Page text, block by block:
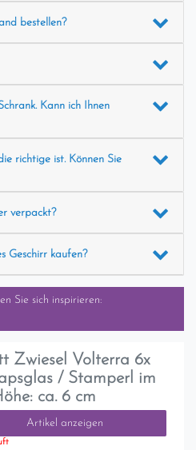
bestellen?
Kann ich Ihnen
richtige ist. Können Sie
verpackt?
Geschirr kaufen?
Sie sich inspirieren:
Zwiesel Volterra 6x
/ Stamperl im
ca. 6 cm
Artikel anzeigen